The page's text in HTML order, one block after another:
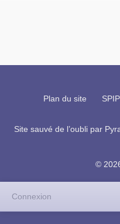
Plan du site SPIP
Site sauvé de l’oubli par
©
Connexion